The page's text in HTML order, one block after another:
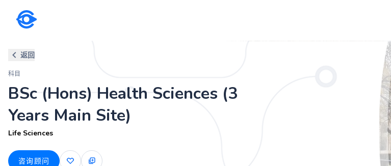
返回
科目
BSc (Hons) Health Sciences (3
Years Main Site)
Life Sciences
咨询顾问